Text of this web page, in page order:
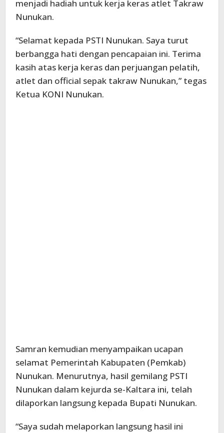
menjadi hadiah untuk kerja keras atlet Takraw
Nunukan.
“Selamat kepada PSTI Nunukan. Saya turut
berbangga hati dengan pencapaian ini. Terima
kasih atas kerja keras dan perjuangan pelatih,
atlet dan official sepak takraw Nunukan,” tegas
Ketua KONI Nunukan.
Samran kemudian menyampaikan ucapan
selamat Pemerintah Kabupaten (Pemkab)
Nunukan. Menurutnya, hasil gemilang PSTI
Nunukan dalam kejurda se-Kaltara ini, telah
dilaporkan langsung kepada Bupati Nunukan.
“Saya sudah melaporkan langsung hasil ini